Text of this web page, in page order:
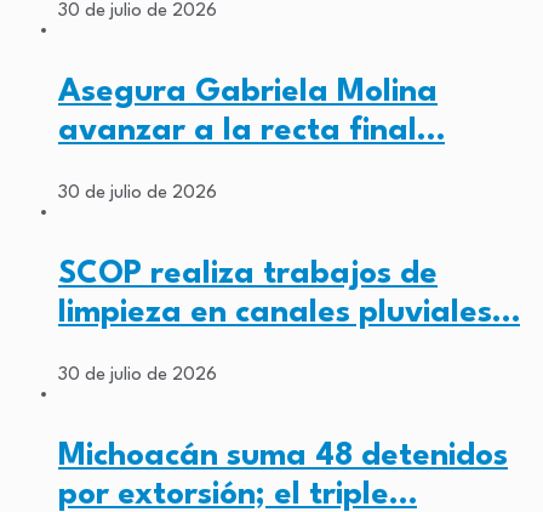
30 de julio de 2026
Asegura Gabriela Molina
avanzar a la recta final…
30 de julio de 2026
SCOP realiza trabajos de
limpieza en canales pluviales…
30 de julio de 2026
Michoacán suma 48 detenidos
por extorsión; el triple…